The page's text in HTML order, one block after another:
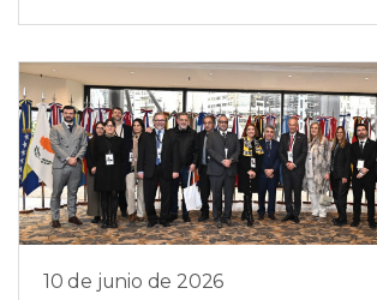
10 de junio de 2026